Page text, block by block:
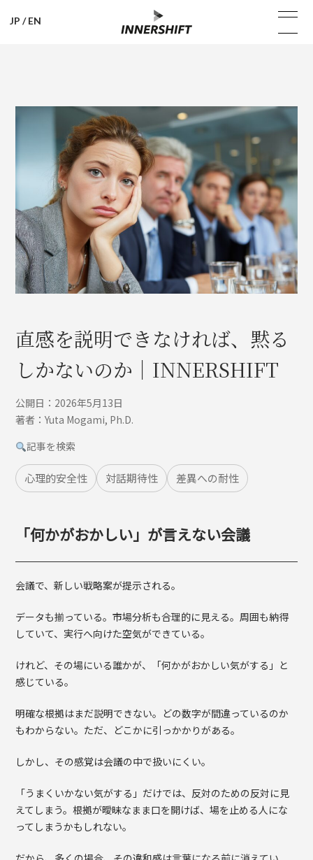
JP /EN
直感を説明できなければ、黙る
しかないのか｜INNERSHIFT
公開日：2026年5月13日
著者：Yuta Mogami, Ph.D.
記事を検索
心理的安全性 対話期待性 差異への耐性
「何かがおかしい」が言えない会議
会議で、新しい戦略案が提示される。
データも揃っている。市場分析も合理的に見える。周囲も納得
していて、実行へ向けた空気ができている。
けれど、その場にいる誰かが、「何かがおかしい気がする」と
感じている。
明確な根拠はまだ説明できない。どの数字が間違っているのか
もわからない。ただ、どこかに引っかかりがある。
しかし、その感覚は会議の中で扱いにくい。
「うまくいかない気がする」だけでは、反対のための反対に見
えてしまう。根拠が曖昧なまま口を開けば、場を止める人にな
ってしまうかもしれない。